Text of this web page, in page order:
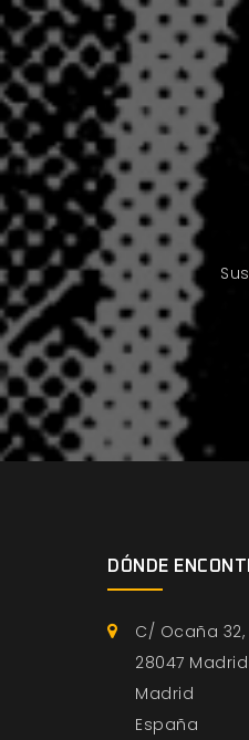
DÓNDE
C/ Ocaña 32,
28047 Madrid
Madrid
España